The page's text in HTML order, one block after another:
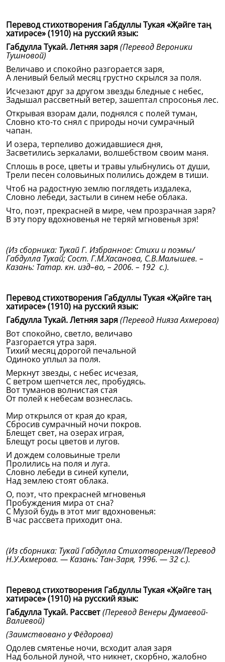
Перевод стихотворения Габдуллы Тукая «Җәйге таң
хатирәсе» (1910) на русский язык:
Габдулла Тукай. Летняя заря(Перевод Вероники
Тушновой)
Величаво и спокойно разгорается заря,
А ленивый белый месяц грустно скрылся за поля.
Исчезают друг за другом звезды бледные с небес,
Задышал рассветный ветер, зашептал спросонья лес.
Открывая взорам дали, поднялся с полей туман,
Словно кто-то снял с природы ночи сумрачный
чапан.
И озера, терпеливо дожидавшиеся дня,
Засветились зеркалами, волшебством своим маня.
Сплошь в росе, цветы и травы улыбнулись от души,
Трели песен соловьиных полились дождем в тиши.
Чтоб на радостную землю поглядеть издалека,
Словно лебеди, застыли в синем небе облака.
Что, поэт, прекрасней в мире, чем прозрачная заря?
В эту пору вдохновенья не теряй мгновенья зря!
(Из сборника: Тукай Г. Избранное: Стихи и поэмы/
Габдулла Тукай; Сост. Г.М.Хасанова, С.В.Малышев. –
Казань: Татар. кн. изд–во, – 2006. – 192 с.).
Перевод стихотворения Габдуллы Тукая «Җәйге таң
хатирәсе» (1910) на русский язык:
Габдулла Тукай. Летняя заря(Перевод Нияза Ахмерова)
Вот спокойно, светло, величаво
Разгорается утра заря.
Тихий месяц дорогой печальной
Одиноко уплыл за поля.
Меркнут звезды, с небес исчезая,
С ветром шепчется лес, пробудясь.
Вот туманов волнистая стая
От полей к небесам вознеслась.
Мир открылся от края до края,
Сбросив сумрачный ночи покров.
Блещет свет, на озерах играя,
Блещут росы цветов и лугов.
И дождем соловьиные трели
Пролились на поля и луга.
Словно лебеди в синей купели,
Над землею стоят облака.
О, поэт, что прекрасней мгновенья
Пробуждения мира от сна?
С Музой будь в этот миг вдохновенья:
В час рассвета приходит она.
(Из сборника: Тукай Габдулла Стихотворения/Перевод
Н.У.Ахмерова. — Казань: Тан-Заря, 1996. — 32 с.).
Перевод стихотворения Габдуллы Тукая «Җәйге таң
хатирәсе» (1910) на русский язык:
Габдулла Тукай. Рассвет(Перевод Венеры Думаевой-
Валиевой)
(Заимствовано у Фёдорова)
Одолев смятенье ночи, всходит алая заря
Над больной луной, что никнет, скорбно, жалобно